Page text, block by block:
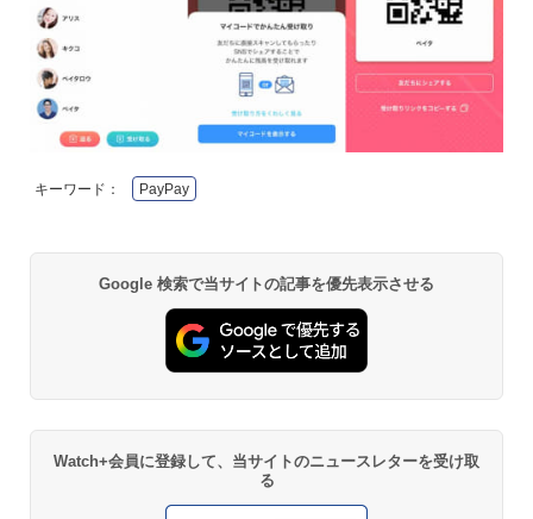
キーワード： PayPay
Google 検索で当サイトの記事を優先表示させる
Watch+会員に登録して、当サイトのニュースレターを受け取
る